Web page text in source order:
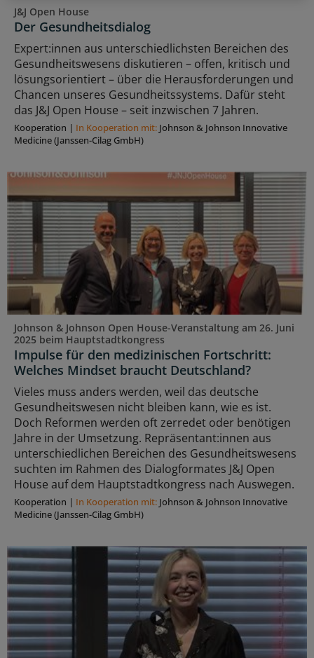
J&J Open House
Der Gesundheitsdialog
Expert:innen aus unterschiedlichsten Bereichen des
Gesundheitswesens diskutieren – offen, kritisch und
lösungsorientiert – über die Herausforderungen und
Chancen unseres Gesundheitssystems. Dafür steht
das J&J Open House – seit inzwischen 7 Jahren.
Kooperation | In Kooperation mit: Johnson & Johnson Innovative
Medicine (Janssen-Cilag GmbH)
Johnson & Johnson Open House-Veranstaltung am 26. Juni
2025 beim Hauptstadtkongress
Impulse für den medizinischen Fortschritt:
Welches Mindset braucht Deutschland?
Vieles muss anders werden, weil das deutsche
Gesundheitswesen nicht bleiben kann, wie es ist.
Doch Reformen werden oft zerredet oder benötigen
Jahre in der Umsetzung. Repräsentant:innen aus
unterschiedlichen Bereichen des Gesundheitswesens
suchten im Rahmen des Dialogformates J&J Open
House auf dem Hauptstadtkongress nach Auswegen.
Kooperation | In Kooperation mit: Johnson & Johnson Innovative
Medicine (Janssen-Cilag GmbH)